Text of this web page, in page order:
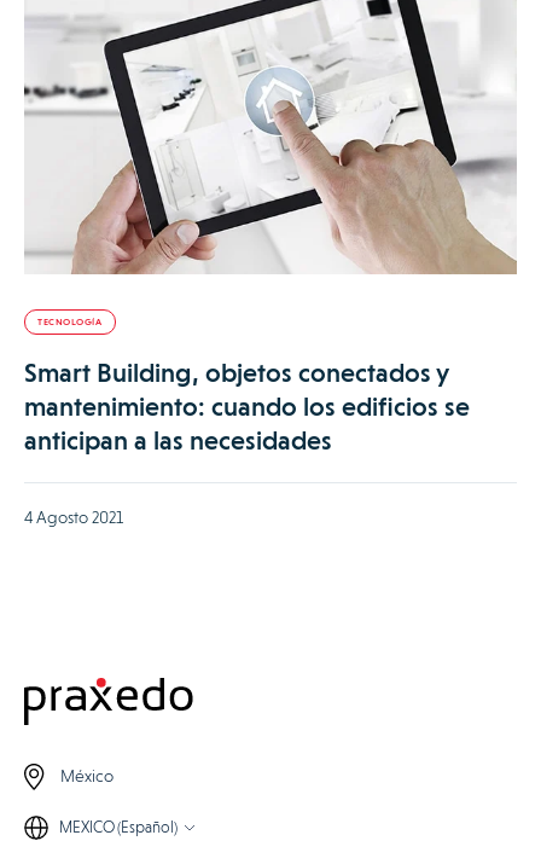
TECNOLOGÍA
Smart Building, objetos conectados y
mantenimiento: cuando los edificios se
anticipan a las necesidades
4 Agosto 2021
México
MEXICO (Español)